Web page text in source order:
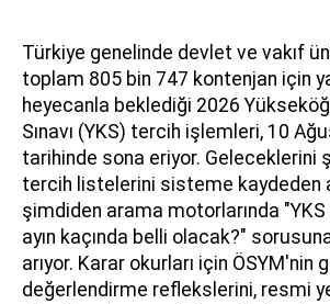
Türkiye genelinde devlet ve vakıf
toplam 805 bin 747 kontenjan için
heyecanla beklediği 2026
Sınavı (YKS) tercih işlemleri, 10
tarihinde sona eriyor. Geleceklerini
tercih listelerini sisteme kaydeden
şimdiden arama motorlarında
ayın kaçında belli olacak?"
arıyor. Karar okurları için ÖSYM'nin
değerlendirme reflekslerini, resmi